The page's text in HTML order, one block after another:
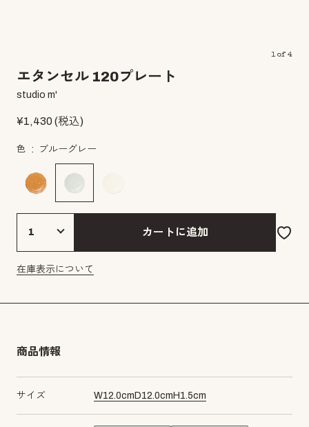
1of 4
エタンセル 120プレート
studio m'
¥1,430(税込)
色 ブルーグレー
カートに追加
在庫表示について
商品情報
サイズ W12.0cm D12.0cm H 1.5cm